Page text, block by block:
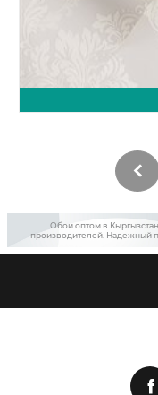
Обои оптом в
производителей. Надежный